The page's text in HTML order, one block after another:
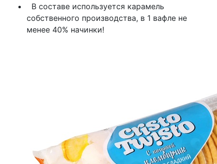
В составе используется карамель
собственного производства, в 1 вафле не
менее 40% начинки!